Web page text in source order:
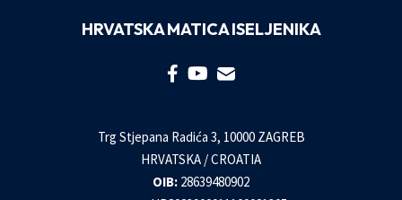
HRVATSKA MATICA ISELJENIKA
Trg Stjepana Radića 3, 10000 ZAGREB
HRVATSKA / CROATIA
OIB: 28639480902